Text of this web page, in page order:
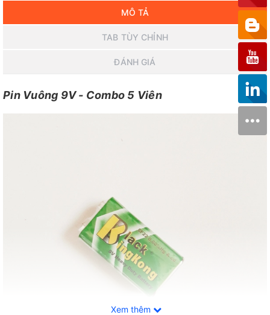
MÔ TẢ
TAB TÙY CHỈNH
ĐÁNH GIÁ
Pin Vuông 9V - Combo 5 Viên
Xem thêm